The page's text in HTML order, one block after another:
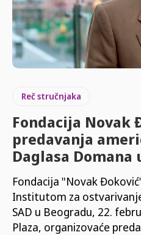
Reč stručnjaka
Fondacija Novak
predavanja
Daglasa Domana
Fondacija "Novak
Institutom za
SAD u Beogradu, 22.
Plaza, organizovaće